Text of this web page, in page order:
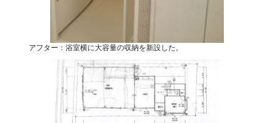
アフター：浴室横に大容量の収納を新設した。